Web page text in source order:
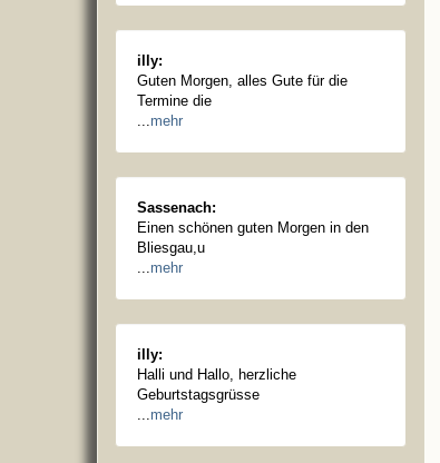
illy:
Guten Morgen, alles Gute für die
Termine die
...mehr
Sassenach:
Einen schönen guten Morgen in den
Bliesgau,u
...mehr
illy:
Halli und Hallo, herzliche
Geburtstagsgrüsse
...mehr